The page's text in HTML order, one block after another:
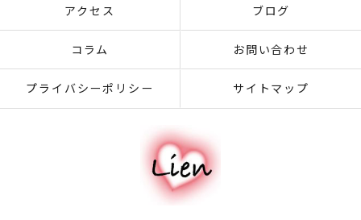
アクセス ブログ
コラム お問い合わせ
プライバシーポリシー サイトマップ